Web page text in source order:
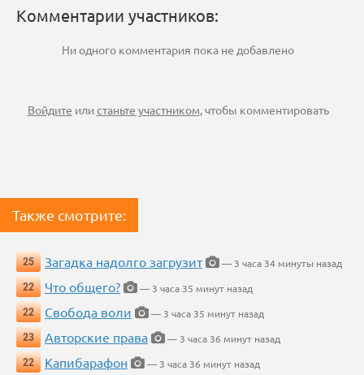
Комментарии участников:
Ни одного комментария пока не добавлено
Войдите илистаньте участником, чтобы комментировать
Также смотрите:
25 Загадка надолго загрузит
— 3 часа 34 минуты назад
22
Что общего?
— 3 часа 35 минут назад
22
Свобода воли
— 3 часа 35 минут назад
23
Авторские права
— 3 часа 36 минут назад
22
Капибарафон
— 3 часа 36 минут назад